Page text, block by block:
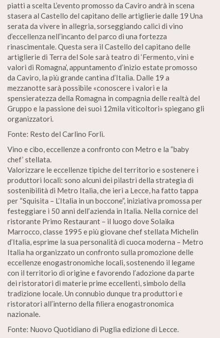
piatti a scelta L’evento promosso da Caviro andrà in scena
stasera al Castello del capitano delle artiglierie dalle 19 Una
serata da vivere in allegria, sorseggiando calici di vino
d’eccellenza nell’incanto del parco di una fortezza
rinascimentale. Questa sera il Castello del capitano delle
artiglierie di Terra del Sole sarà teatro di ‘Fermento, vini e
valori di Romagna’, appuntamento d’inizio estate promosso
da Caviro, la più grande cantina d’Italia. Dalle 19 a
mezzanotte sarà possibile «conoscere i valori e la
spensieratezza della Romagna in compagnia delle realtà del
Gruppo e la passione dei suoi 12mila viticoltori» spiegano gli
organizzatori.
Fonte: Resto del Carlino Forlì.
Vino e cibo, eccellenze a confronto con Metro e la “baby
chef’ stellata.
Valorizzare le eccellenze tipiche del territorio e sostenere i
produttori locali: sono alcuni dei pilastri della strategia di
sostenibilità di Metro Italia, che ieri a Lecce, ha fatto tappa
per “Squisita – L’Italia in un boccone”, iniziativa promossa per
festeggiare i 50 anni dell’azienda in Italia. Nella cornice del
ristorante Primo Restaurant – il luogo dove Solaika
Marrocco, classe 1995 e più giovane chef stellata Michelin
d’Italia, esprime la sua personalità di cuoca moderna – Metro
Italia ha organizzato un confronto sulla promozione delle
eccellenze enogastronomiche locali, sostenendo il legame
con il territorio di origine e favorendo l’adozione da parte
dei ristoratori di materie prime eccellenti, simbolo della
tradizione locale. Un connubio dunque tra produttori e
ristoratori all’interno della filiera enogastronomica
nazionale.
Fonte: Nuovo Quotidiano di Puglia edizione di Lecce.